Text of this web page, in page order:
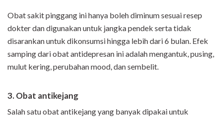
Obat sakit pinggang ini hanya boleh diminum sesuai resep
dokter dan digunakan untuk jangka pendek serta tidak
disarankan untuk dikonsumsi hingga lebih dari 6 bulan. Efek
samping dari obat antidepresan ini adalah mengantuk, pusing,
mulut kering, perubahan mood, dan sembelit.
3. Obat antikejang
Salah satu obat antikejang yang banyak dipakai untuk